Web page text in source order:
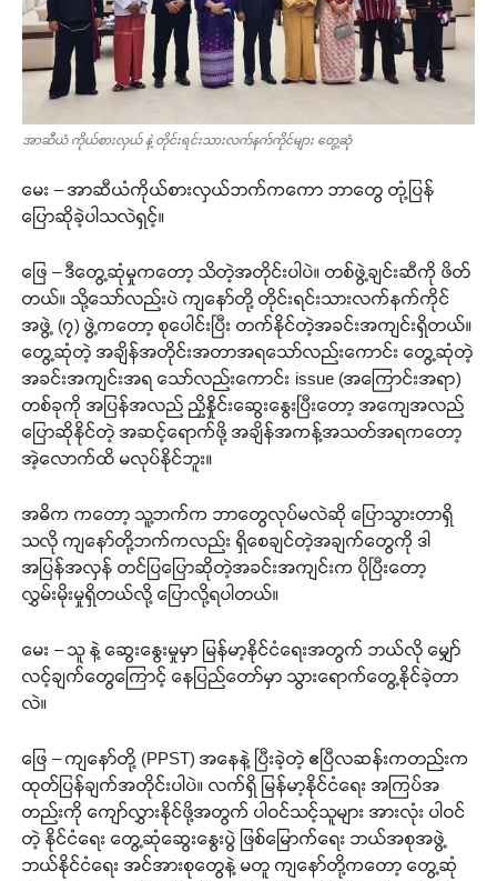
အာဆီယံ ကိုယ်စားလှယ် နဲ့ တိုင်းရင်းသားလက်နက်ကိုင်များ တွေ့ဆုံ
မေး – အာဆီယံကိုယ်စားလှယ်ဘက်ကကော ဘာတွေ တုံ့ပြန်
ပြောဆိုခဲ့ပါသလဲရှင့်။
ဖြေ – ဒီတွေ့ဆုံမှုကတော့ သိတဲ့အတိုင်းပါပဲ။ တစ်ဖွဲ့ချင်းဆီကို ဖိတ်
တယ်။ သို့သော်လည်းပဲ ကျနော်တို့ တိုင်းရင်းသားလက်နက်ကိုင်
အဖွဲ့ (၇) ဖွဲ့ကတော့ စုပေါင်းပြီး တက်နိုင်တဲ့အခင်းအကျင်းရှိတယ်။
တွေ့ဆုံတဲ့ အချိန်အတိုင်းအတာအရသော်လည်းကောင်း တွေ့ဆုံတဲ့
အခင်းအကျင်းအရ သော်လည်းကောင်း issue (အကြောင်းအရာ)
တစ်ခုကို အပြန်အလည် ညှိနှိုင်းဆွေးနွေးပြီးတော့ အကျေအလည်
ပြောဆိုနိုင်တဲ့ အဆင့်ရောက်ဖို့ အချိန်အကန့်အသတ်အရကတော့
အဲ့လောက်ထိ မလုပ်နိုင်ဘူး။
အဓိက ကတော့ သူ့ဘက်က ဘာတွေလုပ်မလဲဆို ပြောသွားတာရှိ
သလို ကျနော်တို့ဘက်ကလည်း ရှိစေချင်တဲ့အချက်တွေကို ဒါ
အပြန်အလှန် တင်ပြပြောဆိုတဲ့အခင်းအကျင်းက ပိုပြီးတော့
လွှမ်းမိုးမှုရှိတယ်လို့ ပြောလို့ရပါတယ်။
မေး – သူ နဲ့ ဆွေးနွေးမှုမှာ မြန်မာ့နိုင်ငံရေးအတွက် ဘယ်လို မျှော်
လင့်ချက်တွေကြောင့် နေပြည်တော်မှာ သွားရောက်တွေ့နိုင်ခဲ့တာ
လဲ။
ဖြေ – ကျနော်တို့ (PPST) အနေနဲ့ ပြီးခဲ့တဲ့ ဧပြီလဆန်းကတည်းက
ထုတ်ပြန်ချက်အတိုင်းပါပဲ။ လက်ရှိ မြန်မာ့နိုင်ငံရေး အကြပ်အ
တည်းကို ကျော်လွှားနိုင်ဖို့အတွက် ပါဝင်သင့်သူများ အားလုံး ပါဝင်
တဲ့ နိုင်ငံရေး တွေ့ဆုံဆွေးနွေးပွဲ ဖြစ်မြောက်ရေး ဘယ်အစုအဖွဲ့
ဘယ်နိုင်ငံရေး အင်အားစုတွေနဲ့ မတူ ကျနော်တို့ကတော့ တွေ့ဆုံ